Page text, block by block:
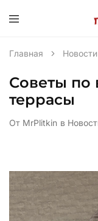
Главная
Советы по
террасы
От MrPlitkin в